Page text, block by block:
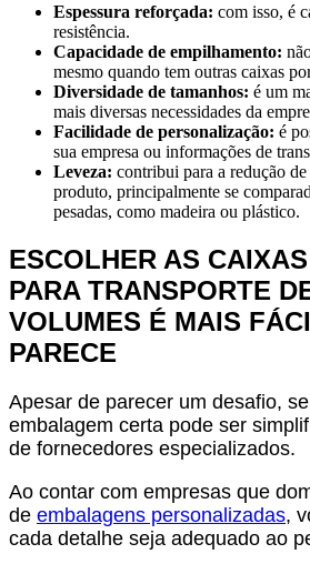
Espessura reforçada: com isso, é
resistência.
Capacidade de empilhamento:
mesmo quando tem outras caixas
Diversidade de tamanhos: é um
mais diversas necessidades da
Facilidade de personalização: é
sua empresa ou informações de
Leveza: contribui para a redução
produto, principalmente se
pesadas, como madeira ou plástico.
ESCOLHER AS
PARA TRANSPORTE
VOLUMES É MAIS
PARECE
Apesar de parecer um desafio,
embalagem certa pode ser
de fornecedores especializados.
Ao contar com empresas que
de embalagens personalizadas,
cada detalhe seja adequado ao